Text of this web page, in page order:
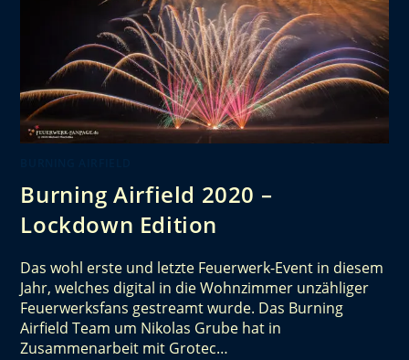
Burning Airfield 2020 –
Lockdown Edition
Das wohl erste und letzte Feuerwerk-Event in diesem
Jahr, welches digital in die Wohnzimmer unzähliger
Feuerwerksfans gestreamt wurde. Das Burning
Airfield Team um Nikolas Grube hat in
Zusammenarbeit mit Grotec…